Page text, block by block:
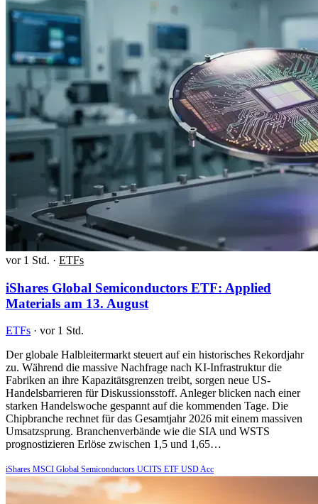
vor 1 Std. · ETFs
iShares Global Semiconductors ETF: Applied
Materials am 13. August
ETFs · vor 1 Std.
Der globale Halbleitermarkt steuert auf ein historisches Rekordjahr
zu. Während die massive Nachfrage nach KI-Infrastruktur die
Fabriken an ihre Kapazitätsgrenzen treibt, sorgen neue US-
Handelsbarrieren für Diskussionsstoff. Anleger blicken nach einer
starken Handelswoche gespannt auf die kommenden Tage. Die
Chipbranche rechnet für das Gesamtjahr 2026 mit einem massiven
Umsatzsprung. Branchenverbände wie die SIA und WSTS
prognostizieren Erlöse zwischen 1,5 und 1,65…
iShares MSCI Global Semiconductors UCITS ETF USD Acc